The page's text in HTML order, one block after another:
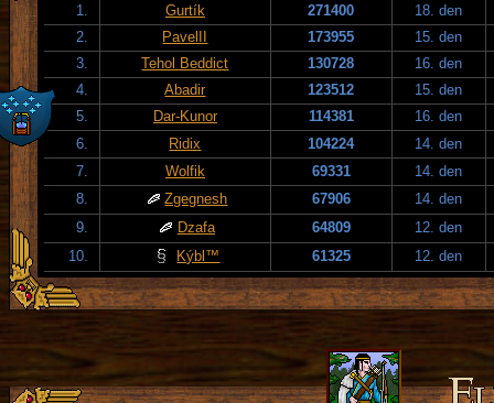
1.
Gurtík 271400
18. den
2.
PavelII 173955
15. den
3.
Tehol Beddict 130728
16. den
4.
Abadir 123512
15. den
5.
Dar-Kunor 114381
16. den
6.
Ridix 104224
14. den
7.
Wolfik 69331
14. den
8.
Zgegnesh 67906
14. den
9.
Dzafa 64809
12. den
10.
Kýbl™ 61325 12. den